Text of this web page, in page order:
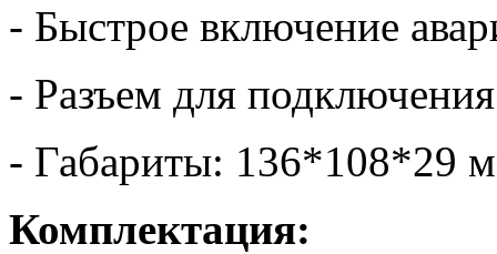
- Быстрое включение
- Разъем для
- Габариты: 136*108*29
Комплектация: